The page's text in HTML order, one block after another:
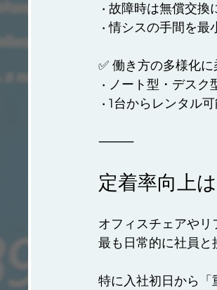
• 故障時は無償交換
• 情シスの手間を最
✅ 働き方の多様化
• ノート型・デスク
• 1台からレンタル
⸻
定着率向上
オフィスチェアやリ
最も日常的に社員
特に入社初日から「